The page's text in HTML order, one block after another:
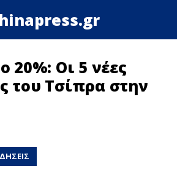
20%: Οι 5 νέες
του Τσίπρα στην